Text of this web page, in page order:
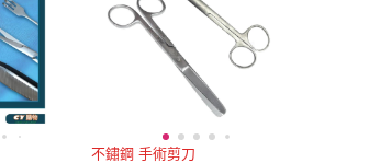
不鏽鋼 手術剪刀